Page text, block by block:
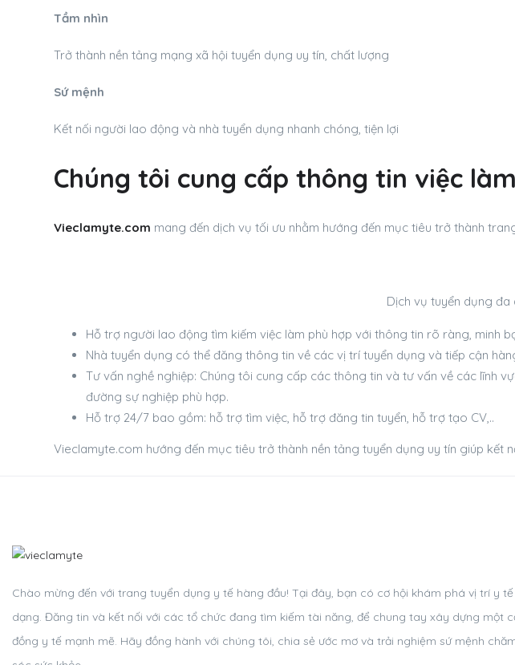
Tầm nhìn
Trở thành nền tảng mạng xã hội tuyển dụng uy tín, chất lượng
Sứ mệnh
Kết nối người lao động và nhà tuyển dụng nhanh chóng, tiện lợi
Chúng tôi cung cấp thông tin việc
Vieclamyte.com mang đến dịch vụ tối ưu nhằm hướng đến mục tiêu trở thành
Dịch vụ tuyển dụng
Hỗ trợ người lao động tìm kiếm việc làm phù hợp với thông tin rõ ràng, minh
Nhà tuyển dụng có thể đăng thông tin về các vị trí tuyển dụng và tiếp cận
Tư vấn nghề nghiệp: Chúng tôi cung cấp các thông tin và tư vấn về các lĩnh
đường sự nghiệp phù hợp.
Hỗ trợ 24/7 bao gồm: hỗ trợ tìm việc, hỗ trợ đăng tin tuyển, hỗ trợ tạo CV,..
Vieclamyte.com hướng đến mục tiêu trở thành nền tảng tuyển dụng uy tín giúp kết
Chào mừng đến với trang tuyển dụng y tế hàng đầu! Tại đây, bạn có cơ hội khám phá vị trí y
dạng. Đăng tin và kết nối với các tổ chức đang tìm kiếm tài năng, để chung tay xây dựng một
đồng y tế mạnh mẽ. Hãy đồng hành với chúng tôi, chia sẻ ước mơ và trải nghiệm sứ mệnh